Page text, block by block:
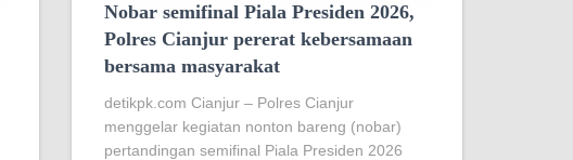
Nobar semifinal Piala Presiden 2026,
Polres Cianjur pererat kebersamaan
bersama masyarakat
detikpk.com Cianjur – Polres Cianjur
menggelar kegiatan nonton bareng (nobar)
pertandingan semifinal Piala Presiden 2026